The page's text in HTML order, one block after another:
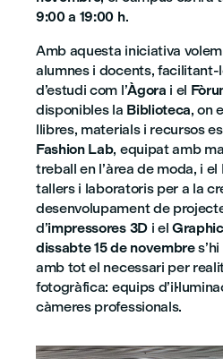
9:00 a 19:00 h.
Amb aquesta iniciativa
alumnes i docents, facilitant-
d’estudi com l’Àgora i el
disponibles la Biblioteca, on
llibres, materials i recursos
Fashion Lab, equipat amb
treball en l’àrea de moda, i el
tallers i laboratoris per a la
desenvolupament de
d’impressores 3Di el
dissabte 15 de novembre
amb tot el necessari per
fotogràfica: equips
càmeres professionals.